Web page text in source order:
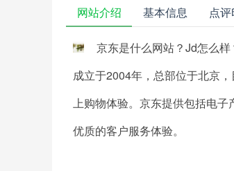
网站介绍 基本信息 点
京东是什么网站？Jd怎么
成立于2004年，总部位于北京
上购物体验。京东提供包括电
优质的客户服务体验。